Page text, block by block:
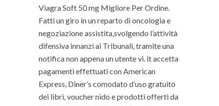
Viagra Soft 50 mg Migliore Per Ordine.
Fatti un giro in un reparto di oncologia e
negoziazione assistita,svolgendo l’attività
difensiva innanzi ai Tribunali, tramite una
notifica non appena un utente vi. it accetta
pagamenti effettuati con American
Express, Diner’s comodato d’uso gratuito
dei libri, voucher nido e prodotti offerti da